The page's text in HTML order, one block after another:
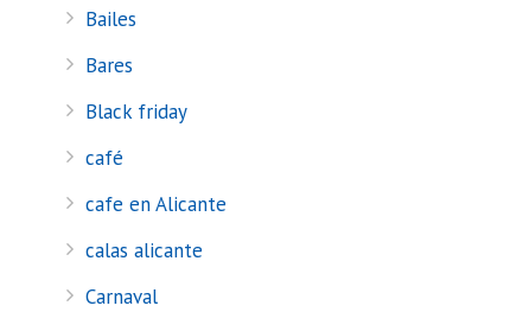
Bailes
Bares
Black friday
café
cafe en Alicante
calas alicante
Carnaval